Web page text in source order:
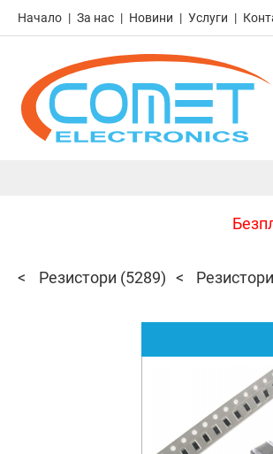
Начало За нас Новини Услуги
Резистори (5289)